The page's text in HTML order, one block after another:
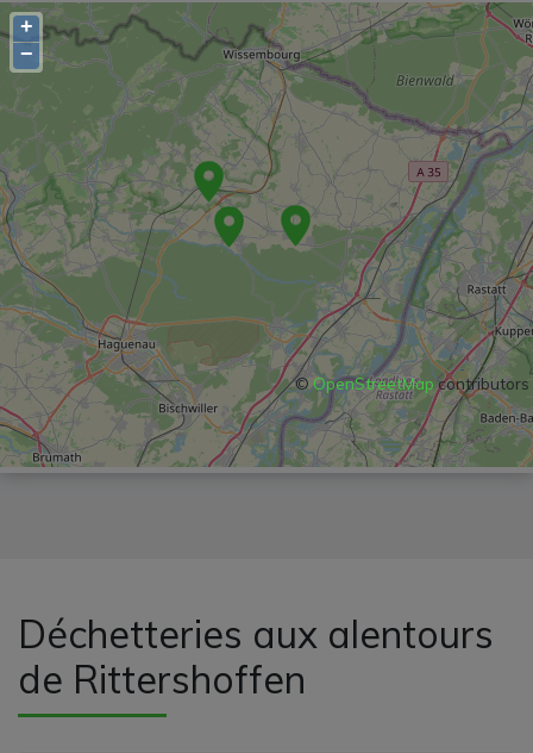
+
−
©OpenStreetMapcontributors
Déchetteries aux alentours
de Rittershoffen